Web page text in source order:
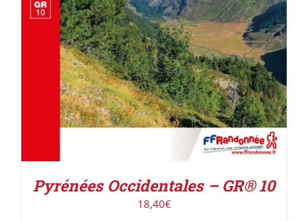
Pyrénées Occidentales – GR® 10
18,40€